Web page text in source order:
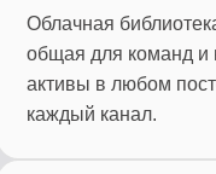
Облачная
общая для команд и
активы в любом
каждый канал.